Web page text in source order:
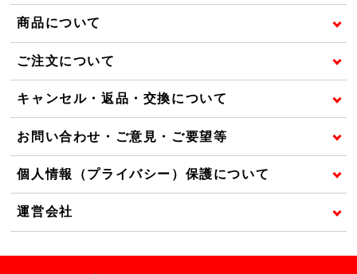
商品について
ご注文について
キャンセル・返品・交換について
お問い合わせ・ご意見・ご要望等
個人情報（プライバシー）保護について
運営会社